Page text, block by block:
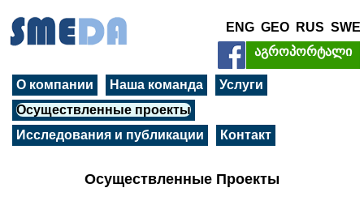
SWE
RUS
GEO
ENG
აგროპორტალი
О компании Наша команда
Услуги
Осуществленные проекты
Исследования и публикации
Контакт
Осуществленные Проекты